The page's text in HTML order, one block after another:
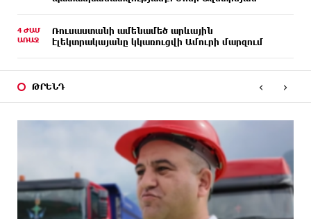
4 ԺԱՄ
ԱՌԱՋ
Ռուսաստանի ամենամեծ արևային
էլեկտրակայանը կկառուցվի Ամուրի մարզում
13 ԺԱՄ
ԱՌԱՋ
Օգոստոսի 10-ից 13-ը գազանջատումներ են
սպասվում
կառավարության դեմ
Մոդին համաշխարհային ռեկորդ է սահմանել. 303
միլիոն դիտում՝ 24 ժամում
14 ԺԱՄ
ԱՌԱՋ
23-ամյա ուսանողի մշակած հավելվածը
հարավկորեական App Store-ում շրջանցել է
ԹՐԵՆԴ ‹ ›